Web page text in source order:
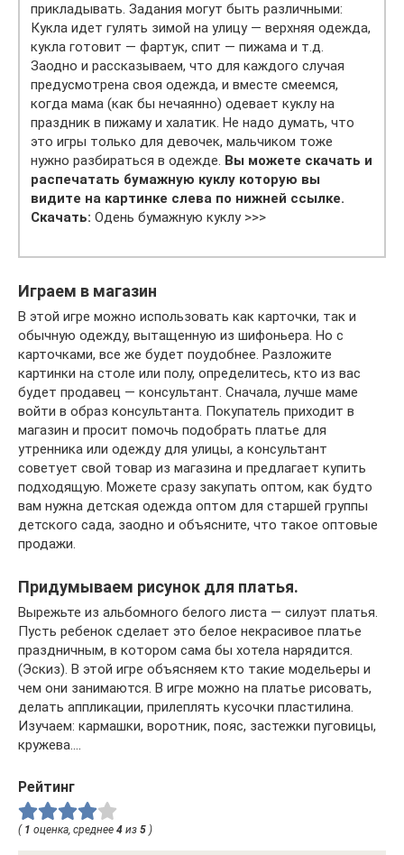
прикладывать. Задания могут быть различными:
Кукла идет гулять зимой на улицу — верхняя одежда,
кукла готовит — фартук, спит — пижама и т.д.
Заодно и рассказываем, что для каждого случая
предусмотрена своя одежда, и вместе смеемся,
когда мама (как бы нечаянно) одевает куклу на
праздник в пижаму и халатик. Не надо думать, что
это игры только для девочек, мальчиком тоже
нужно разбираться в одежде. Вы можете скачать и
распечатать бумажную куклу которую вы
видите на картинке слева по нижней ссылке.
Скачать: Одень бумажную куклу >>>
Играем в магазин
В этой игре можно использовать как карточки, так и
обычную одежду, вытащенную из шифоньера. Но с
карточками, все же будет поудобнее. Разложите
картинки на столе или полу, определитесь, кто из вас
будет продавец — консультант. Сначала, лучше маме
войти в образ консультанта. Покупатель приходит в
магазин и просит помочь подобрать платье для
утренника или одежду для улицы, а консультант
советует свой товар из магазина и предлагает купить
подходящую. Можете сразу закупать оптом, как будто
вам нужна детская одежда оптом для старшей группы
детского сада, заодно и объясните, что такое оптовые
продажи.
Придумываем рисунок для платья.
Вырежьте из альбомного белого листа — силуэт платья.
Пусть ребенок сделает это белое некрасивое платье
праздничным, в котором сама бы хотела нарядится.
(Эскиз). В этой игре объясняем кто такие модельеры и
чем они занимаются. В игре можно на платье рисовать,
делать аппликации, прилеплять кусочки пластилина.
Изучаем: кармашки, воротник, пояс, застежки пуговицы,
кружева….
Рейтинг
( 1 оценка, среднее 4 из 5 )